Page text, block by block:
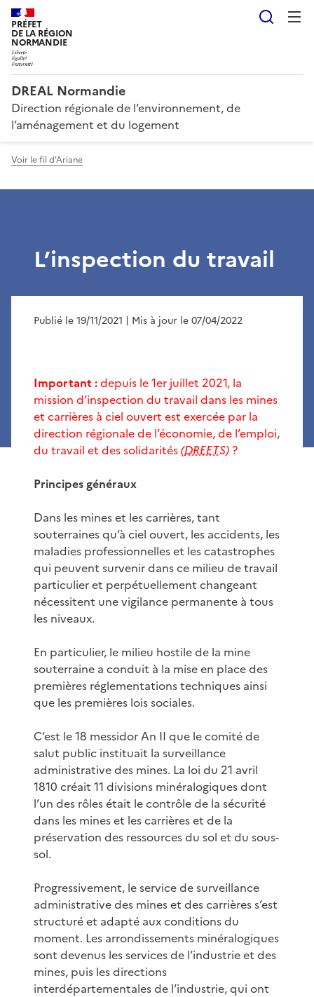
PRÉFET
DE LA RÉGION
NORMANDIE
DREAL Normandie
Direction régionale de l’environnement, de
l’aménagement et du logement
Voir le fil d'Ariane
L’inspection du travail
Publié le 19/11/2021 | Mis à jour le 07/04/2022
Important :depuis le 1er juillet 2021, la
mission d’inspection du travail dans les mines
et carrières à ciel ouvert est exercée par la
direction régionale de l’économie, de l’emploi,
du travail et des solidarités(DREETS) ?
Principes généraux
Dans les mines et les carrières, tant
souterraines qu’à ciel ouvert, les accidents, les
maladies professionnelles et les catastrophes
qui peuvent survenir dans ce milieu de travail
particulier et perpétuellement changeant
nécessitent une vigilance permanente à tous
les niveaux.
En particulier, le milieu hostile de la mine
souterraine a conduit à la mise en place des
premières réglementations techniques ainsi
que les premières lois sociales.
C’est le 18 messidor An II que le comité de
salut public instituait la surveillance
administrative des mines. La loi du 21 avril
1810 créait 11 divisions minéralogiques dont
l’un des rôles était le contrôle de la sécurité
dans les mines et les carrières et de la
préservation des ressources du sol et du sous-
sol.
Progressivement, le service de surveillance
administrative des mines et des carrières s’est
structuré et adapté aux conditions du
moment. Les arrondissements minéralogiques
sont devenus les services de l’industrie et des
mines, puis les directions
interdépartementales de l’industrie, qui ont